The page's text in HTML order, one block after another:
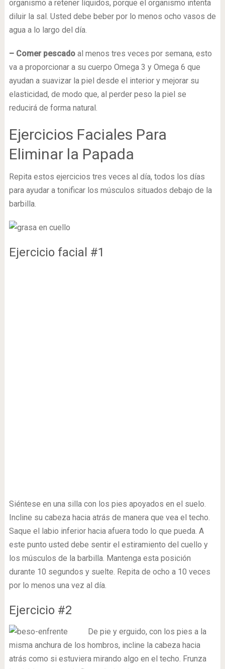
organismo a retener líquidos, porque el organismo intenta
diluir la sal. Usted debe beber por lo menos ocho vasos de
agua a lo largo del día.
– Comer pescadoal menos tres veces por semana, esto
va a proporcionar a su cuerpo Omega 3 y Omega 6 que
ayudan a suavizar la piel desde el interior y mejorar su
elasticidad, de modo que, al perder peso la piel se
reducirá de forma natural.
Ejercicios Faciales Para
Eliminar la Papada
Repita estos ejercicios tres veces al día, todos los días
para ayudar a tonificar los músculos situados debajo de la
barbilla.
Ejercicio facial #1
Siéntese en una silla con los pies apoyados en el suelo.
Incline su cabeza hacia atrás de manera que vea el techo.
Saque el labio inferior hacia afuera todo lo que pueda. A
este punto usted debe sentir el estiramiento del cuello y
los músculos de la barbilla. Mantenga esta posición
durante 10 segundos y suelte. Repita de ocho a 10 veces
por lo menos una vez al día.
Ejercicio #2
De pie y erguido, con los pies a la
misma anchura de los hombros, incline la cabeza hacia
atrás como si estuviera mirando algo en el techo. Frunza